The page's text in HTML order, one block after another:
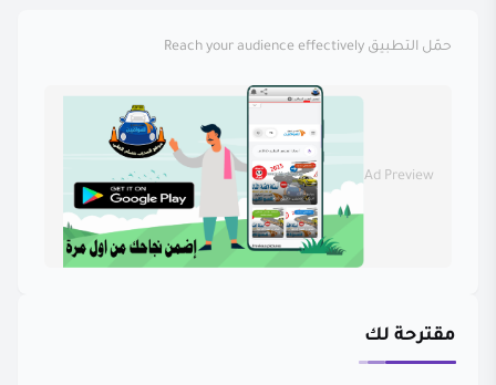
حمّل التطبيق Reach your audience effectively
Ad Preview
مقترحة لك